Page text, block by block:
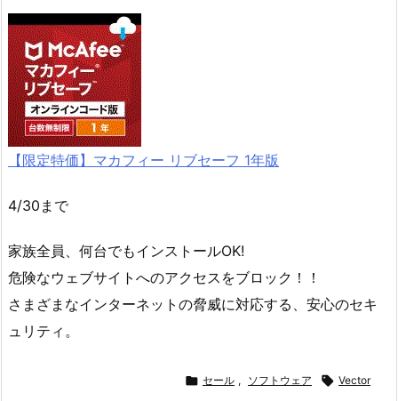
【限定特価】マカフィー リブセーフ 1年版
4/30まで
家族全員、何台でもインストールOK!
危険なウェブサイトへのアクセスをブロック！！
さまざまなインターネットの脅威に対応する、安心のセキ
ュリティ。
 セール , ソフトウェア  Vector